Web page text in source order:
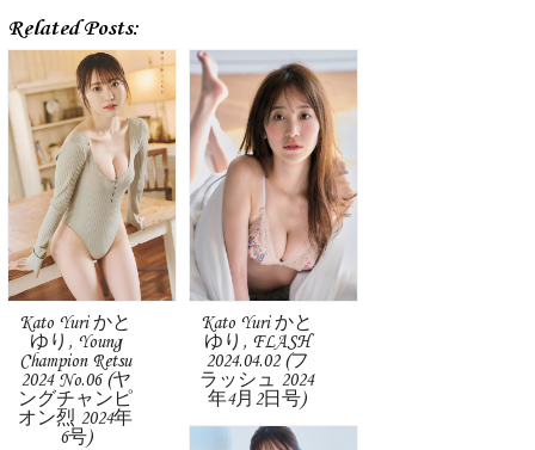
Related Posts:
Kato Yuri かと
ゆり, Young
Champion Retsu
2024 No.06 (ヤ
ングチャンピ
オン烈 2024年
6号)
Kato Yuri かと
ゆり, FLASH
2024.04.02 (フ
ラッシュ 2024
年4月2日号)